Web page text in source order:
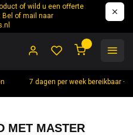
of wild u een offerte
of mail naar
7 dagen per week bereikbaar
MET MASTER